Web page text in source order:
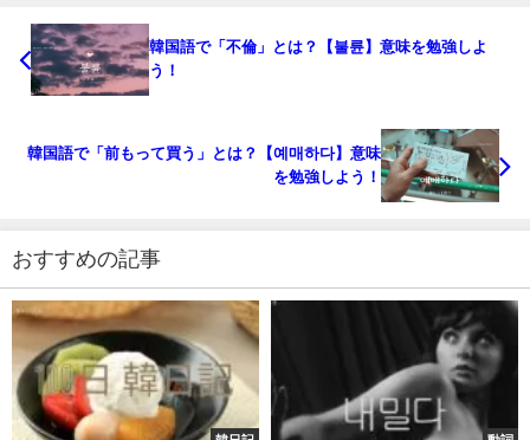
韓国語で「不倫」とは？【불륜】意味を勉強しよ
う！
韓国語で「前もって買う」とは？【예매하다】意味
を勉強しよう！
おすすめの記事